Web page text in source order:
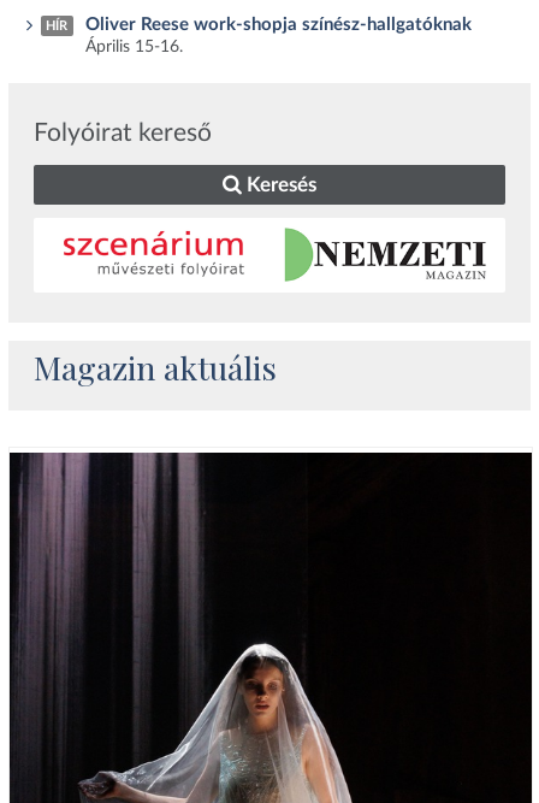
HÍR Oliver Reese work-shopja színész-hallgatóknak
Április 15-16.
Folyóirat kereső
Keresés
Magazin aktuális